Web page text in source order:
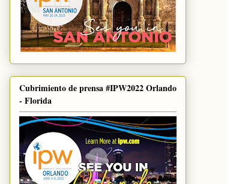
Cubrimiento de prensa #IPW2022 Orlando
- Florida